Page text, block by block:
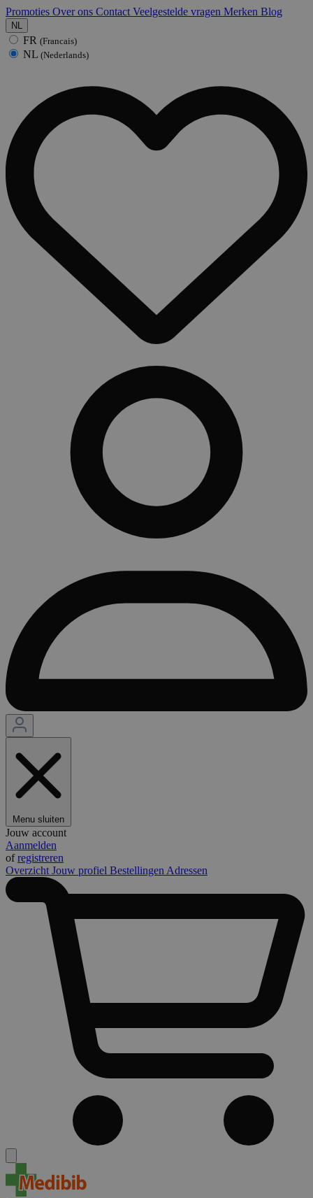
Promoties Over ons Contact Veelgestelde vragen Merken Blog
NL
FR (Francais)
NL (Nederlands)
Menu sluiten
Jouw account
Aanmelden
ofregistreren
Overzicht Jouw profiel Bestellingen Adressen